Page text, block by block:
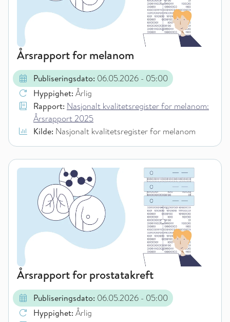
Årsrapport for melanom
Publiseringsdato: 06.05.2026 - 05:00
Hyppighet: Årlig
Rapport: Nasjonalt kvalitetsregister for melanom:
Årsrapport 2025
Kilde: Nasjonalt kvalitetsregister for melanom
Årsrapport for prostatakreft
Publiseringsdato: 06.05.2026 - 05:00
Hyppighet: Årlig